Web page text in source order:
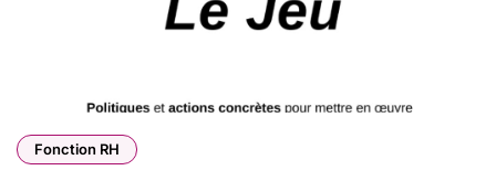
Fonction RH